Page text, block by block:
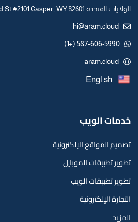
312 W. 2nd St #2101 Casper, WY 82601 الولايات المتحدة
hi@aram.cloud
587-606-5990 (+1)
aram.cloud
English
خدمات الويب
تصميم المواقع الإلكترونية
تطوير تطبيقات الموبايل
تطوير تطبيقات الويب
التجارة الإلكترونية
المزيد